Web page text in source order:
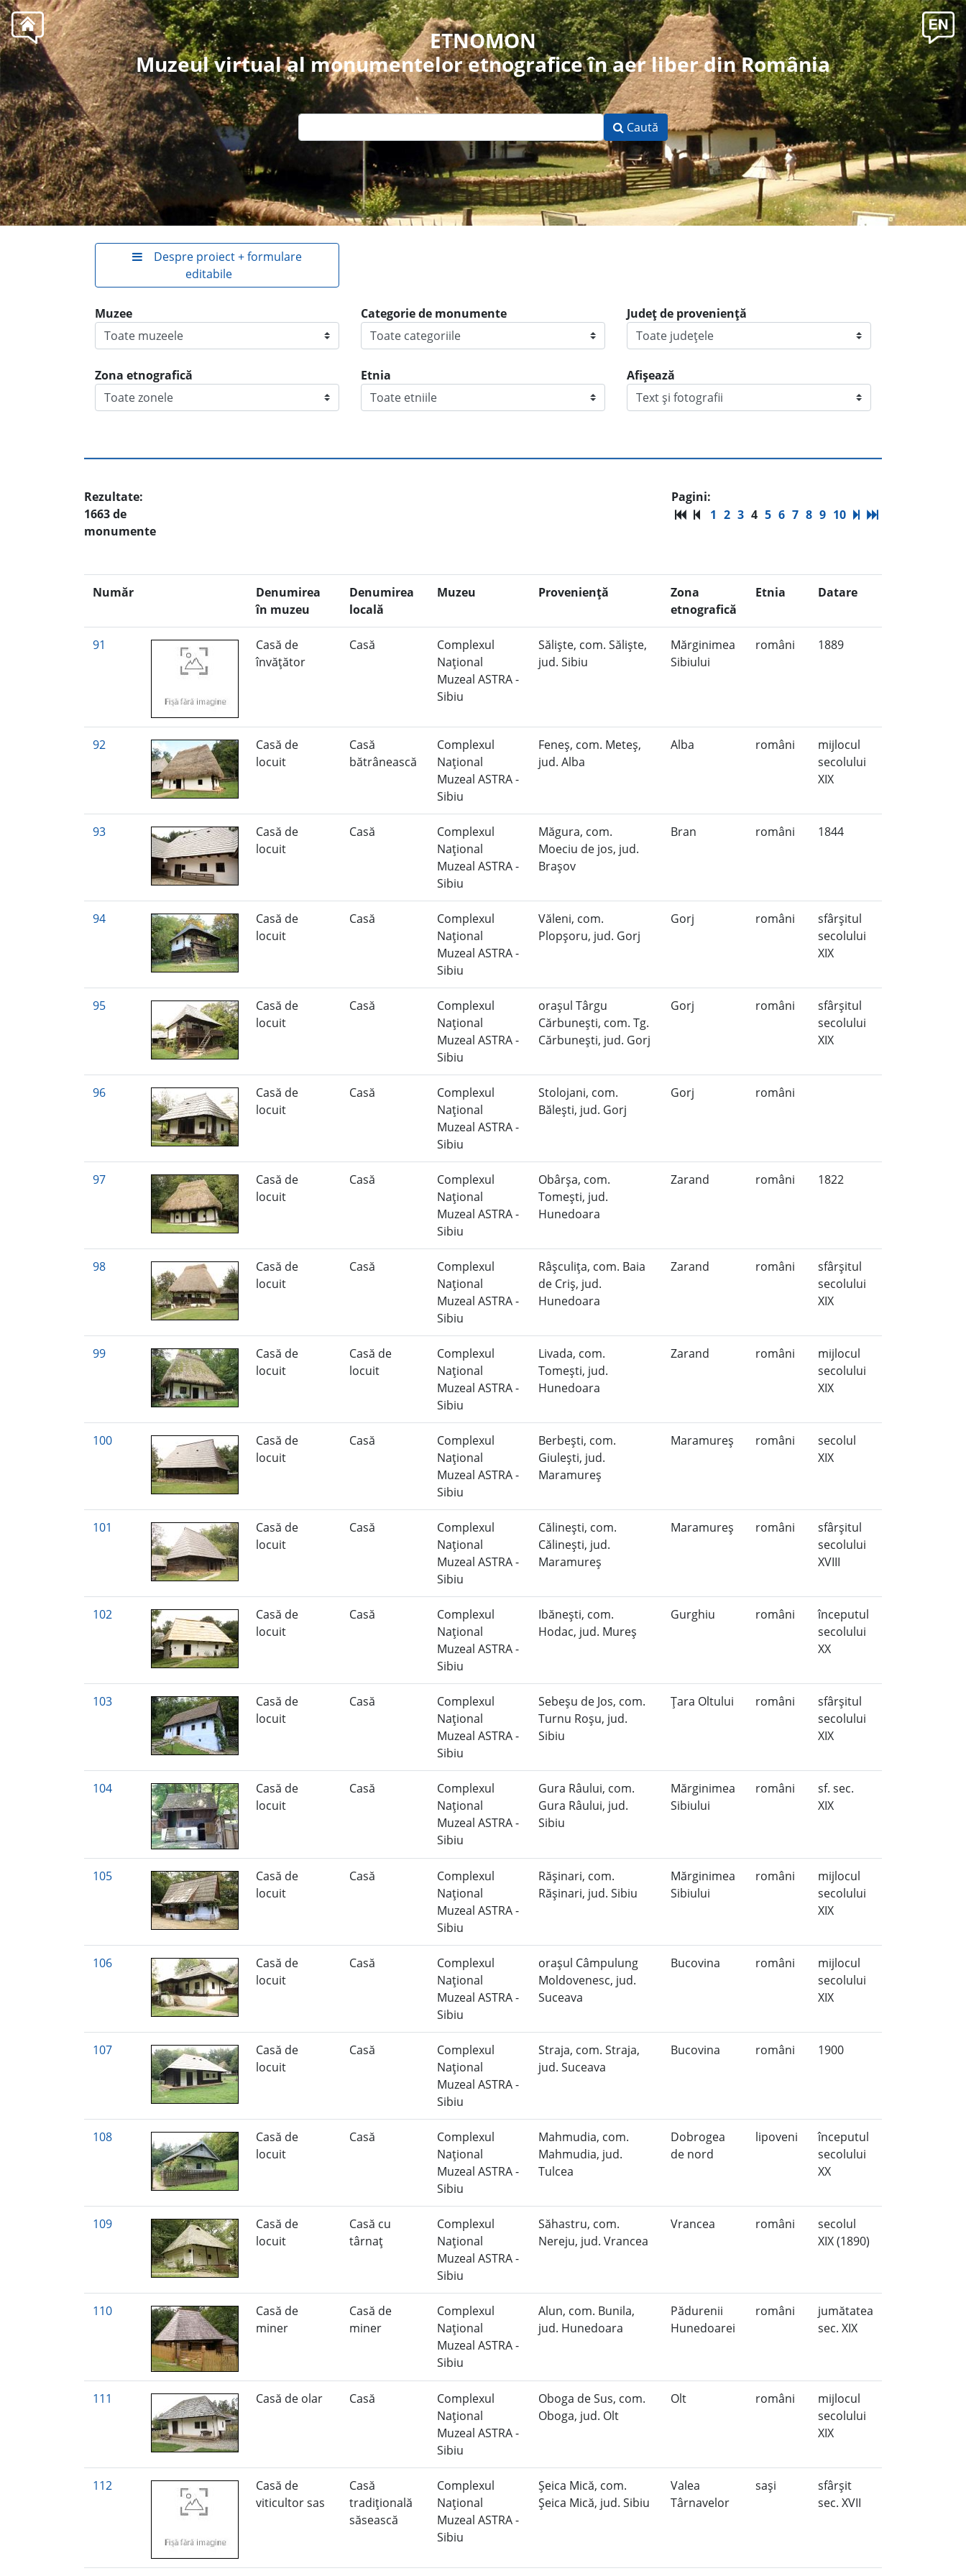
ETNOMON
Muzeul virtual al monumentelor etnografice în aer liber din România
Caută
Despre proiect + formulare
editabile
Muzee Categorie de monumente Judeţ de provenienţă
Zona etnografică Etnia Afișează
Rezultate:
1663 de
monumente
Pagini:
1 2 3 4 5 6 7 8 9 10
Număr
Denumirea
în muzeu
Denumirea
locală
Muzeu Provenienţă
Zona
etnografică
Etnia Datare
91
Casă de
învăţător
Casă
Complexul
Naţional
Muzeal ASTRA -
Sibiu
Sălişte, com. Sălişte,
jud. Sibiu
Mărginimea
Sibiului
români 1889
92
Casă de
locuit
Casă
bătrânească
Complexul
Naţional
Muzeal ASTRA -
Sibiu
Feneş, com. Meteş,
jud. Alba
Alba români
mijlocul
secolului
XIX
93
Casă de
locuit
Casă
Complexul
Naţional
Muzeal ASTRA -
Sibiu
Măgura, com.
Moeciu de jos, jud.
Braşov
Bran români 1844
94
Casă de
locuit
Casă
Complexul
Naţional
Muzeal ASTRA -
Sibiu
Văleni, com.
Plopşoru, jud. Gorj
Gorj români
sfârşitul
secolului
XIX
95
Casă de
locuit
Casă
Complexul
Naţional
Muzeal ASTRA -
Sibiu
oraşul Târgu
Cărbuneşti, com. Tg.
Cărbuneşti, jud. Gorj
Gorj români
sfârşitul
secolului
XIX
96
Casă de
locuit
Casă
Complexul
Naţional
Muzeal ASTRA -
Sibiu
Stolojani, com.
Băleşti, jud. Gorj
Gorj români
97
Casă de
locuit
Casă
Complexul
Naţional
Muzeal ASTRA -
Sibiu
Obârşa, com.
Tomeşti, jud.
Hunedoara
Zarand români 1822
98
Casă de
locuit
Casă
Complexul
Naţional
Muzeal ASTRA -
Sibiu
Râşculiţa, com. Baia
de Criş, jud.
Hunedoara
Zarand români
sfârşitul
secolului
XIX
99
Casă de
locuit
Casă de
locuit
Complexul
Naţional
Muzeal ASTRA -
Sibiu
Livada, com.
Tomeşti, jud.
Hunedoara
Zarand români
mijlocul
secolului
XIX
100
Casă de
locuit
Casă
Complexul
Naţional
Muzeal ASTRA -
Sibiu
Berbeşti, com.
Giuleşti, jud.
Maramureş
Maramureş români
secolul
XIX
101
Casă de
locuit
Casă
Complexul
Naţional
Muzeal ASTRA -
Sibiu
Călineşti, com.
Călineşti, jud.
Maramureş
Maramureş români
sfârşitul
secolului
XVIII
102
Casă de
locuit
Casă
Complexul
Naţional
Muzeal ASTRA -
Sibiu
Ibăneşti, com.
Hodac, jud. Mureş
Gurghiu români
începutul
secolului
XX
103
Casă de
locuit
Casă
Complexul
Naţional
Muzeal ASTRA -
Sibiu
Sebeşu de Jos, com.
Turnu Roşu, jud.
Sibiu
Ţara Oltului români
sfârşitul
secolului
XIX
104
Casă de
locuit
Casă
Complexul
Naţional
Muzeal ASTRA -
Sibiu
Gura Râului, com.
Gura Râului, jud.
Sibiu
Mărginimea
Sibiului
români
sf. sec.
XIX
105
Casă de
locuit
Casă
Complexul
Naţional
Muzeal ASTRA -
Sibiu
Răşinari, com.
Răşinari, jud. Sibiu
Mărginimea
Sibiului
români
mijlocul
secolului
XIX
106
Casă de
locuit
Casă
Complexul
Naţional
Muzeal ASTRA -
Sibiu
oraşul Câmpulung
Moldovenesc, jud.
Suceava
Bucovina români
mijlocul
secolului
XIX
107
Casă de
locuit
Casă
Complexul
Naţional
Muzeal ASTRA -
Sibiu
Straja, com. Straja,
jud. Suceava
Bucovina români 1900
108
Casă de
locuit
Casă
Complexul
Naţional
Muzeal ASTRA -
Sibiu
Mahmudia, com.
Mahmudia, jud.
Tulcea
Dobrogea
de nord
lipoveni
începutul
secolului
XX
109
Casă de
locuit
Casă cu
târnaţ
Complexul
Naţional
Muzeal ASTRA -
Sibiu
Săhastru, com.
Nereju, jud. Vrancea
Vrancea români
secolul
XIX (1890)
110
Casă de
miner
Casă de
miner
Complexul
Naţional
Muzeal ASTRA -
Sibiu
Alun, com. Bunila,
jud. Hunedoara
Pădurenii
Hunedoarei
români
jumătatea
sec. XIX
111 Casă de olar Casă
Complexul
Naţional
Muzeal ASTRA -
Sibiu
Oboga de Sus, com.
Oboga, jud. Olt
Olt români
mijlocul
secolului
XIX
112
Casă de
viticultor sas
Casă
tradiţională
săsească
Complexul
Naţional
Muzeal ASTRA -
Sibiu
Şeica Mică, com.
Şeica Mică, jud. Sibiu
Valea
Târnavelor
saşi
sfârşit
sec. XVII